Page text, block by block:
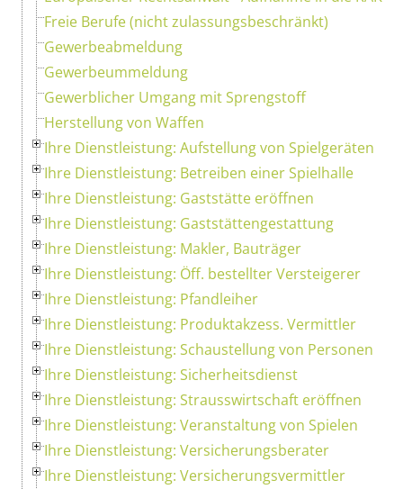
Freie Berufe (nicht zulassungsbeschränkt)
Gewerbeabmeldung
Gewerbeummeldung
Gewerblicher Umgang mit Sprengstoff
Herstellung von Waffen
Ihre Dienstleistung: Aufstellung von Spielgeräten
Ihre Dienstleistung: Betreiben einer Spielhalle
Ihre Dienstleistung: Gaststätte eröffnen
Ihre Dienstleistung: Gaststättengestattung
Ihre Dienstleistung: Makler, Bauträger
Ihre Dienstleistung: Öff. bestellter Versteigerer
Ihre Dienstleistung: Pfandleiher
Ihre Dienstleistung: Produktakzess. Vermittler
Ihre Dienstleistung: Schaustellung von Personen
Ihre Dienstleistung: Sicherheitsdienst
Ihre Dienstleistung: Strausswirtschaft eröffnen
Ihre Dienstleistung: Veranstaltung von Spielen
Ihre Dienstleistung: Versicherungsberater
Ihre Dienstleistung: Versicherungsvermittler